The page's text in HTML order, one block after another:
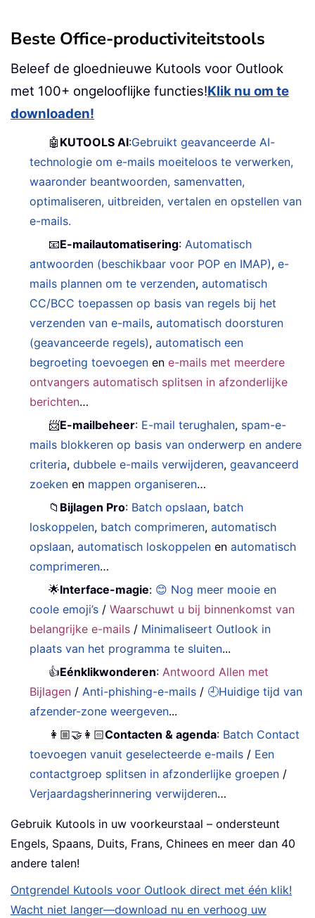
Beste Office-productiviteitstools
Beleef de gloednieuwe Kutools voor Outlook
met 100+ ongelooflijke functies!Klik nu om te
downloaden!
🤖 KUTOOLS AI:Gebruikt geavanceerde AI-
technologie om e-mails moeiteloos te verwerken,
waaronder beantwoorden, samenvatten,
optimaliseren, uitbreiden, vertalen en opstellen van
e-mails.
📧E-mailautomatisering:Automatisch
antwoorden (beschikbaar voor POP en IMAP),e-
mails plannen om te verzenden,automatisch
CC/BCC toepassen op basis van regels bij het
verzenden van e-mails,automatisch doorsturen
(geavanceerde regels),automatisch een
begroeting toevoegen ene-mails met meerdere
ontvangers automatisch splitsen in afzonderlijke
berichten…
📨E-mailbeheer: E-mail terughalen, spam-e-
mails blokkeren op basis van onderwerp en andere
criteria,dubbele e-mails verwijderen,geavanceerd
zoeken en mappen organiseren…
📁 Bijlagen Pro: Batch opslaan, batch
loskoppelen, batch comprimeren,automatisch
opslaan,automatisch loskoppelen enautomatisch
comprimeren…
🌟Interface-magie: 😊 Nog meer mooie en
coole emoji’s /Waarschuwt u bij binnenkomst van
belangrijke e-mails / Minimaliseert Outlook in
plaats van het programma te sluiten...
👍Eénklikwonderen:Antwoord Allen met
Bijlagen /Anti-phishing-e-mails / 🕘Huidige tijd van
afzender-zone weergeven...
👩🏼‍🤝‍👩🏻Contacten & agenda: Batch Contact
toevoegen vanuit geselecteerde e-mails / Een
contactgroep splitsen in afzonderlijke groepen /
Verjaardagsherinnering verwijderen…
Gebruik Kutools in uw voorkeurstaal – ondersteunt
Engels, Spaans, Duits, Frans, Chinees en meer dan 40
andere talen!
Ontgrendel Kutools voor Outlook direct met één klik!
Wacht niet langer—download nu en verhoog uw